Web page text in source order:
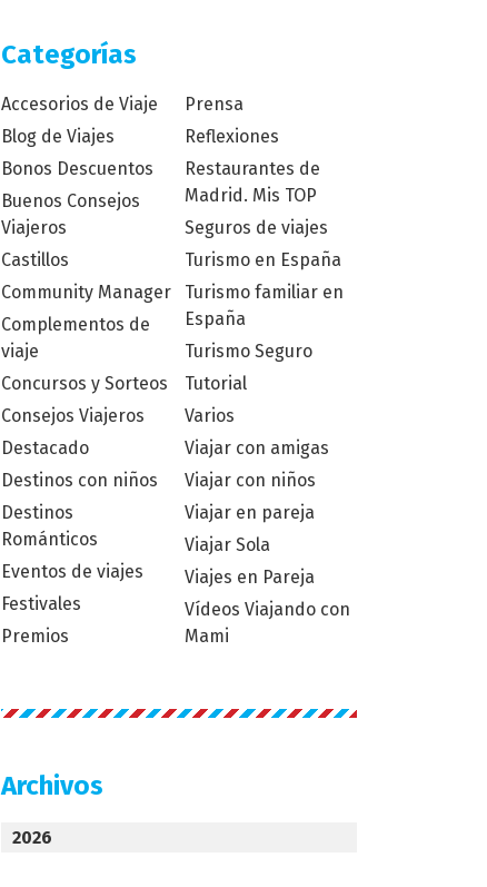
Categorías
Accesorios de Viaje
Blog de Viajes
Bonos Descuentos
Buenos Consejos
Viajeros
Castillos
Community Manager
Complementos de
viaje
Concursos y Sorteos
Consejos Viajeros
Destacado
Destinos con niños
Destinos
Románticos
Eventos de viajes
Festivales
Premios
Prensa
Reflexiones
Restaurantes de
Madrid. Mis TOP
Seguros de viajes
Turismo en España
Turismo familiar en
España
Turismo Seguro
Tutorial
Varios
Viajar con amigas
Viajar con niños
Viajar en pareja
Viajar Sola
Viajes en Pareja
Vídeos Viajando con
Mami
Archivos
2026